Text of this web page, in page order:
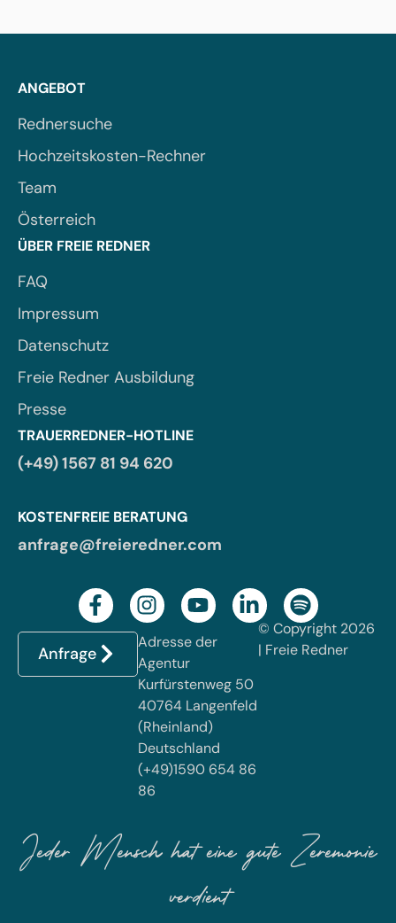
ANGEBOT
Rednersuche
Hochzeitskosten-Rechner
Team
Österreich
ÜBER FREIE REDNER
FAQ
Impressum
Datenschutz
Freie Redner Ausbildung
Presse
TRAUERREDNER-HOTLINE
(+49) 1567 81 94 620
KOSTENFREIE BERATUNG
anfrage@freieredner.com
Anfrage
Adresse der
Agentur
Kurfürstenweg 50
40764 Langenfeld
(Rheinland)
Deutschland
(+49)1590 654 86
86
© Copyright 2026
| Freie Redner
Jeder Mensch hat eine gute Zeremonie
verdient